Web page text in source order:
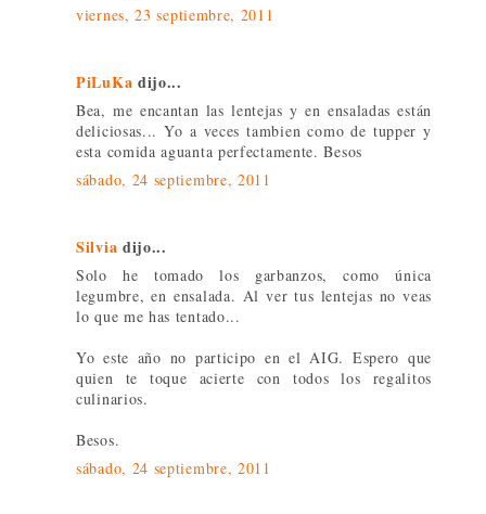
viernes, 23 septiembre, 2011
PiLuKa dijo...
Bea, me encantan las lentejas y en ensaladas están
deliciosas... Yo a veces tambien como de tupper y
esta comida aguanta perfectamente. Besos
sábado, 24 septiembre, 2011
Silvia dijo...
Solo he tomado los garbanzos, como única
legumbre, en ensalada. Al ver tus lentejas no veas
lo que me has tentado...
Yo este año no participo en el AIG. Espero que
quien te toque acierte con todos los regalitos
culinarios.
Besos.
sábado, 24 septiembre, 2011